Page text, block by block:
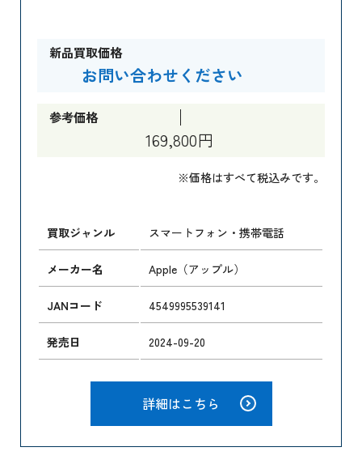
新品買取価格
お問い合わせください
参考価格
169,800円
※価格はすべて税込みです。
買取ジャンル スマートフォン・携帯電話
メーカー名 Apple（アップル）
JANコード 4549995539141
発売日 2024-09-20
詳細はこちら